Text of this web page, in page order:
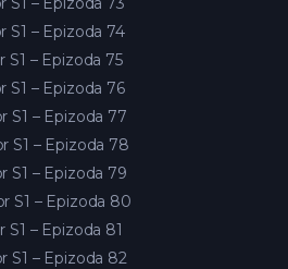
S1 – Epizoda 74
S1 – Epizoda 75
S1 – Epizoda 76
S1 – Epizoda 77
S1 – Epizoda 78
S1 – Epizoda 79
S1 – Epizoda 80
S1 – Epizoda 81
S1 – Epizoda 82